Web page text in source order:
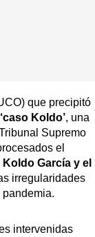
que precipitó
‘caso Koldo’, una
Supremo
el
García y el
irregularidades
intervenidas